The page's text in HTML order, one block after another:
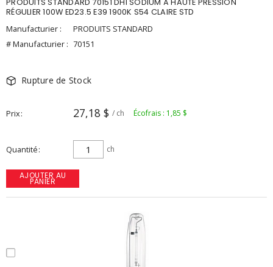
PRODUITS STANDARD 70151 DHI SODIUM À HAUTE PRESSION
RÉGULIER 100W ED23.5 E39 1900K S54 CLAIRE STD
Manufacturier :
PRODUITS STANDARD
# Manufacturier : 70151
Rupture de Stock
Prix 27,18 $ / ch Écofrais : 1,85 $
Quantité ch
AJOUTER AU
PANIER